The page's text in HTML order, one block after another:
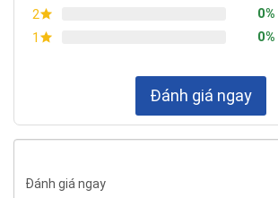
Cân điện tử 30kg
Thông số kỹ thuật cân điện tử
Bảng thông số kỹ thuậtcân điện tử Jadever
cập nhật chi tiết và đầy
MODEL
2
0%
1
0%
Đánh giá ngay
Đánh giá ngay